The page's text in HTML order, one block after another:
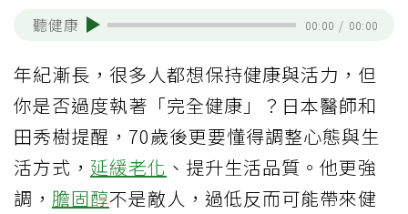
聽健康 00:00 / 00:00
年紀漸長，很多人都想保持健康與活力，但
你是否過度執著「完全健康」？日本醫師和
田秀樹提醒，70歲後更要懂得調整心態與生
活方式， 延緩老化 、提升生活品質。他更強
調， 膽固醇不是敵人，過低反而可能帶來健